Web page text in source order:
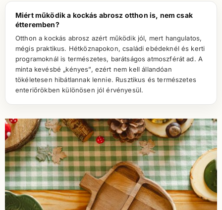
Miért működik a kockás abrosz otthon is, nem csak
étteremben?
Otthon a kockás abrosz azért működik jól, mert hangulatos,
mégis praktikus. Hétköznapokon, családi ebédeknél és kerti
programoknál is természetes, barátságos atmoszférát ad. A
minta kevésbé „kényes”, ezért nem kell állandóan
tökéletesen hibátlannak lennie. Rusztikus és természetes
enteriőrökben különösen jól érvényesül.